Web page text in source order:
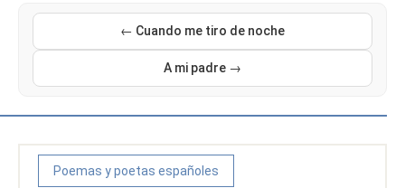
← Cuando me tiro de noche
A mi padre →
Poemas y poetas españoles